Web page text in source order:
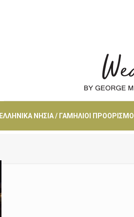
ΕΛΛΗΝΙΚΆ ΝΗΣΙΆ / ΓΑΜΉΛΙΟΙ ΠΡΟΟΡΙΣΜΟΊ